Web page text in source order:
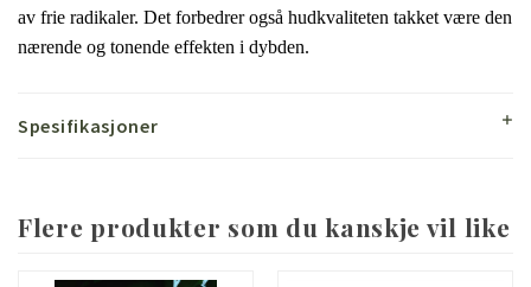
av frie radikaler. Det forbedrer også hudkvaliteten takket være den
nærende og tonende effekten i dybden.
Spesifikasjoner
Flere produkter som du kanskje vil like